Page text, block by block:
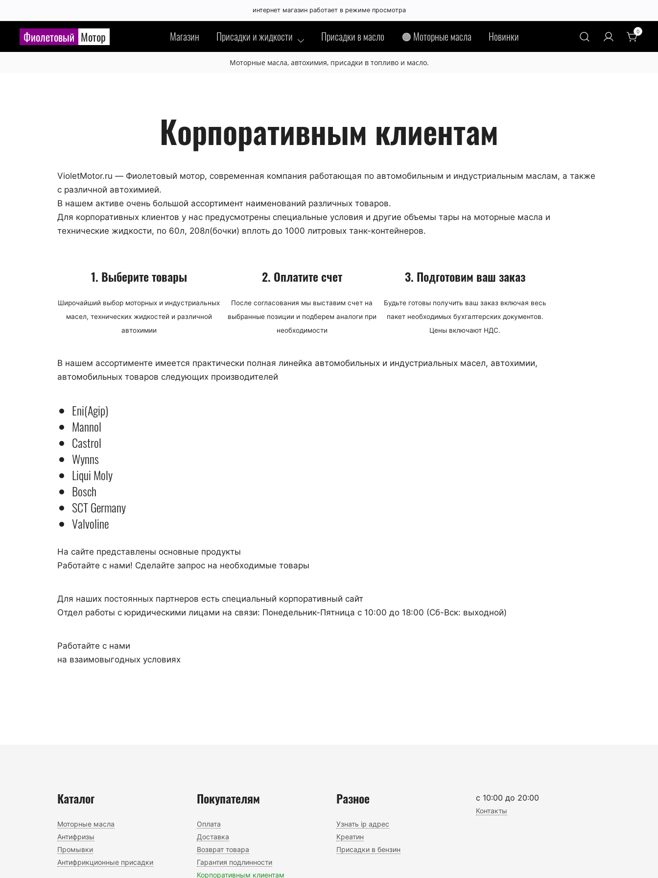
интернет магазин работает в режиме просмотра
Фиолетовый Мотор Магазин Присадки и жидкости Присадки в масло 🟠 Моторные масла Новинки 0
Моторные масла, автохимия, присадки в топливо и масло.
Корпоративным клиентам
VioletMotor.ru — Фиолетовый мотор, современная компания работающая по автомобильным и индустриальным маслам, а также
с различной автохимией.
В нашем активе очень большой ассортимент наименований различных товаров.
Для корпоративных клиентов у нас предусмотрены специальные условия и другие объемы тары на моторные масла и
технические жидкости, по 60л, 208л(бочки) вплоть до 1000 литровых танк-контейнеров.
1. Выберите товары
Широчайший выбор моторных и индустриальных
масел, технических жидкостей и различной
автохимии
2. Оплатите счет
После согласования мы выставим счет на
выбранные позиции и подберем аналоги при
необходимости
3. Подготовим ваш заказ
Будьте готовы получить ваш заказ включая весь
пакет необходимых бухгалтерских документов.
Цены включают НДС.
В нашем ассортименте имеется практически полная линейка автомобильных и индустриальных масел, автохимии,
автомобильных товаров следующих производителей
Eni(Agip)
Mannol
Castrol
Wynns
Liqui Moly
Bosch
SCT Germany
Valvoline
На сайте представлены основные продукты
Работайте с нами! Сделайте запрос на необходимые товары
Для наших постоянных партнеров есть специальный корпоративный сайт
Отдел работы с юридическими лицами на связи: Понедельник-Пятница с 10:00 до 18:00 (Cб-Вск: выходной)
Работайте с нами
на взаимовыгодных условиях
Каталог
Моторные масла
Антифризы
Промывки
Антифрикционные присадки
Покупателям
Оплата
Доставка
Возврат товара
Гарантия подлинности
Корпоративным клиентам
Разное
Узнать ip адрес
Креатин
Присадки в бензин
c 10:00 до 20:00
Контакты